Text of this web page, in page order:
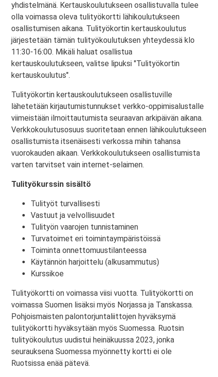
yhdistelmänä. Kertauskoulutukseen osallistuvalla tulee
olla voimassa oleva tulityökortti lähikoulutukseen
osallistumisen aikana. Tulityökortin kertauskoulutus
järjestetään tämän tulityökoulutuksen yhteydessä klo
11:30-16:00. Mikäli haluat osallistua
kertauskoulutukseen, valitse lipuksi "Tulityökortin
kertauskoulutus".
Tulityökortin kertauskoulutukseen osallistuville
lähetetään kirjautumistunnukset verkko-oppimisalustalle
viimeistään ilmoittautumista seuraavan arkipäivän aikana.
Verkkokoulutusosuus suoritetaan ennen lähikoulutukseen
osallistumista itsenäisesti verkossa mihin tahansa
vuorokauden aikaan. Verkkokoulutukseen osallistumista
varten tarvitset vain internet-selaimen.
Tulityökurssin sisältö
Tulityöt turvallisesti
Vastuut ja velvollisuudet
Tulityön vaarojen tunnistaminen
Turvatoimet eri toimintaympäristöissä
Toiminta onnettomuustilanteessa
Käytännön harjoittelu (alkusammutus)
Kurssikoe
Tulityökortti on voimassa viisi vuotta. Tulityökortti on
voimassa Suomen lisäksi myös Norjassa ja Tanskassa.
Pohjoismaisten palontorjuntaliittojen hyväksymä
tulityökortti hyväksytään myös Suomessa. Ruotsin
tulityökoulutus uudistui heinäkuussa 2023, jonka
seurauksena Suomessa myönnetty kortti ei ole
Ruotsissa enää pätevä.